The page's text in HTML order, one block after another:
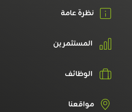
نظرة عامة
المستثمرين
الوظائف
مواقعنا